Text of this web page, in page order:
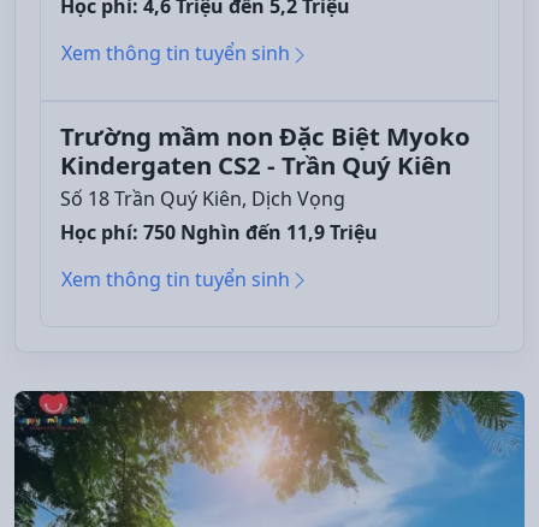
Học phí: 4,6 Triệu đến 5,2 Triệu
Xem thông tin tuyển sinh
Trường mầm non Đặc Biệt Myoko
Kindergaten CS2 - Trần Quý Kiên
Số 18 Trần Quý Kiên, Dịch Vọng
Học phí: 750 Nghìn đến 11,9 Triệu
Xem thông tin tuyển sinh